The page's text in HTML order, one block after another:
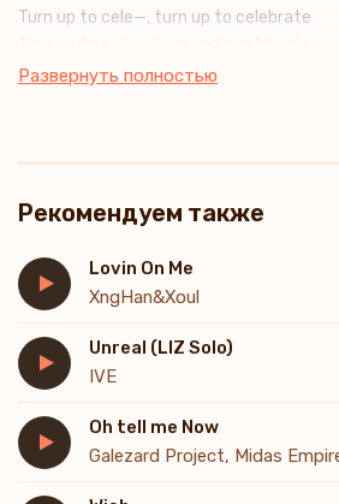
Turn up to cele—, turn up to celebrate
Time to cele—, time to celebrate
Time to celebrate, time to cеlebrate
It's timе to say goodbye, 두려움이 없던 나
No fakes no more, no, no
불안과 마주한 나의 새로운 버전을 축하해
Oh (Oh)
흉진 손 맞잡고 keep steppin'
두려움 속 서로를 발견했지
자매를 위하여
Sing along 이건 "FEARLESS 2.0", woah,
Развернуть полностью
Рекомендуем также
Lovin On Me
XngHan&Xoul
Unreal (LIZ Solo)
IVE
Oh tell me Now
Galezard Project, Midas